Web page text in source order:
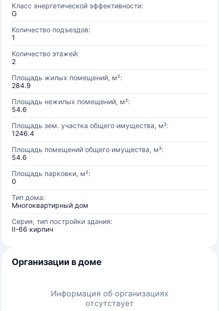
Класс энергетической эффективности:
G
Количество подъездов:
1
Количество этажей:
2
Площадь жилых помещений, м²:
284.9
Площадь нежилых помещений, м²:
54.6
Площадь зем. участка общего имущества, м²:
1246.4
Площадь помещений общего имущества, м²:
54.6
Площадь парковки, м²:
0
Тип дома:
Многоквартирный дом
Серия, тип постройки здания:
II-66 кирпич
Организации в доме
Информация об организациях
отсутствует